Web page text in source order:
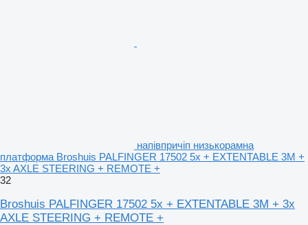
напівпричіп низькорамна
платформа Broshuis PALFINGER 17502 5x + EXTENTABLE 3M +
3x AXLE STEERING + REMOTE +
32
Broshuis PALFINGER 17502 5x + EXTENTABLE 3M + 3x
AXLE STEERING + REMOTE +